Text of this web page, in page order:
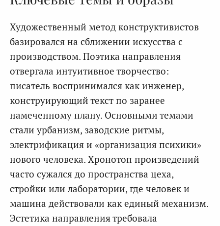
Художественный метод конструктивистов
базировался на сближении искусства с
производством. Поэтика направления
отвергала интуитивное творчество:
писатель воспринимался как инженер,
конструирующий текст по заранее
намеченному плану. Основными темами
стали урбанизм, заводские ритмы,
электрификация и «организация психики»
нового человека. Хронотоп произведений
часто сужался до пространства цеха,
стройки или лаборатории, где человек и
машина действовали как единый механизм.
Эстетика направления требовала